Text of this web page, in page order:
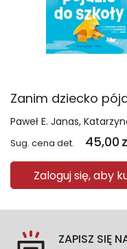
Paweł E. Janas Katarzyna
Sug. cena det. 45,00
Zaloguj się, aby
ZAPISZ SIĘ